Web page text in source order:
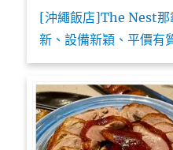
[沖繩飯店]The Nest那
新、設備新穎、平價有